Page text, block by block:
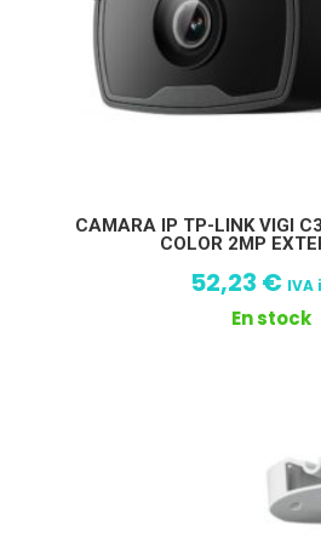
CAMARA IP TP-LINK VIGI
COLOR 2MP
52,23 € IVA
En stock